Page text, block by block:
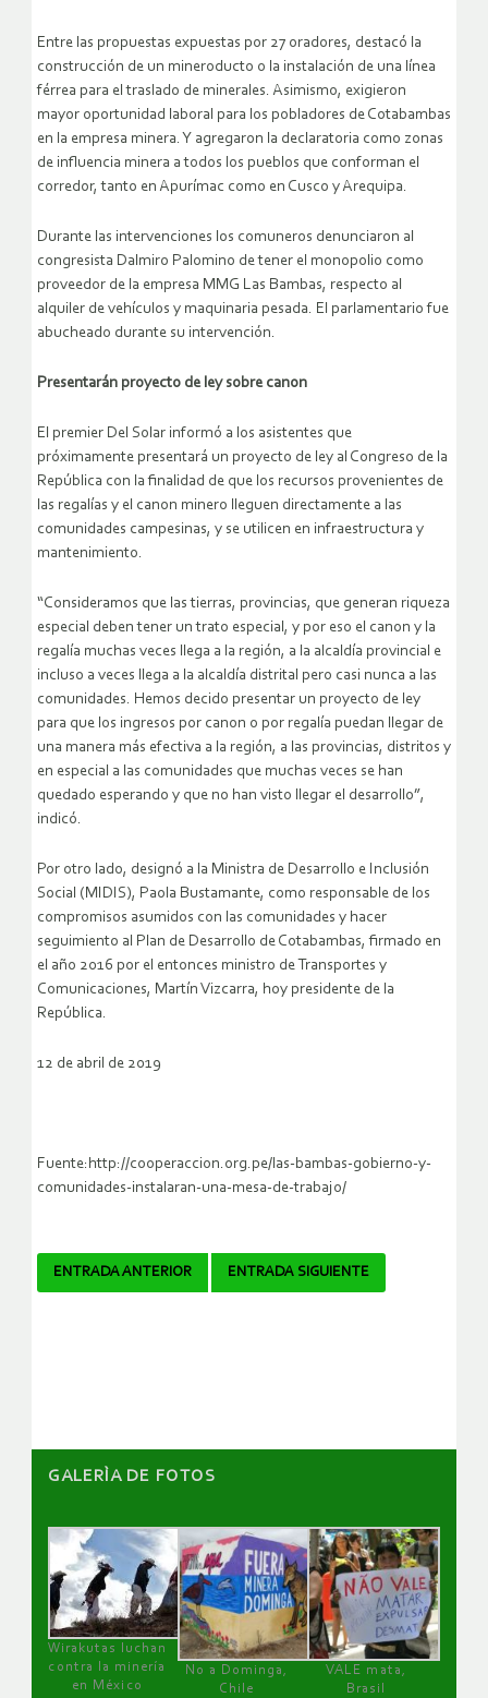
Entre las propuestas expuestas por 27 oradores, destacó la
construcción de un mineroducto o la instalación de una línea
férrea para el traslado de minerales. Asimismo, exigieron
mayor oportunidad laboral para los pobladores de Cotabambas
en la empresa minera. Y agregaron la declaratoria como zonas
de influencia minera a todos los pueblos que conforman el
corredor, tanto en Apurímac como en Cusco y Arequipa.
Durante las intervenciones los comuneros denunciaron al
congresista Dalmiro Palomino de tener el monopolio como
proveedor de la empresa MMG Las Bambas, respecto al
alquiler de vehículos y maquinaria pesada. El parlamentario fue
abucheado durante su intervención.
Presentarán proyecto de ley sobre canon
El premier Del Solar informó a los asistentes que
próximamente presentará un proyecto de ley al Congreso de la
República con la finalidad de que los recursos provenientes de
las regalías y el canon minero lleguen directamente a las
comunidades campesinas, y se utilicen en infraestructura y
mantenimiento.
“Consideramos que las tierras, provincias, que generan riqueza
especial deben tener un trato especial, y por eso el canon y la
regalía muchas veces llega a la región, a la alcaldía provincial e
incluso a veces llega a la alcaldía distrital pero casi nunca a las
comunidades. Hemos decido presentar un proyecto de ley
para que los ingresos por canon o por regalía puedan llegar de
una manera más efectiva a la región, a las provincias, distritos y
en especial a las comunidades que muchas veces se han
quedado esperando y que no han visto llegar el desarrollo”,
indicó.
Por otro lado, designó a la Ministra de Desarrollo e Inclusión
Social (MIDIS), Paola Bustamante, como responsable de los
compromisos asumidos con las comunidades y hacer
seguimiento al Plan de Desarrollo de Cotabambas, firmado en
el año 2016 por el entonces ministro de Transportes y
Comunicaciones, Martín Vizcarra, hoy presidente de la
República.
12 de abril de 2019
Fuente:http://cooperaccion.org.pe/las-bambas-gobierno-y-
comunidades-instalaran-una-mesa-de-trabajo/
Navegador
ENTRADA ANTERIOR ENTRADA SIGUIENTE
GALERÌA DE FOTOS
Wirakutas luchan
contra la minería
en México
No a Dominga,
Chile
VALE mata,
Brasil